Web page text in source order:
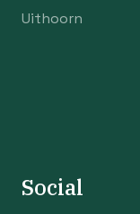
Uithoorn
Social